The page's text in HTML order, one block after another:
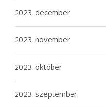
2023. december
2023. november
2023. október
2023. szeptember